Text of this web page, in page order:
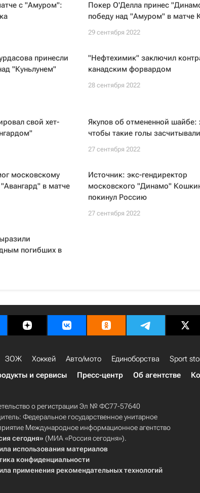
с "Амуром":
Покер О'Делла принес
победу над "Амуром" в матче
29 сентября 2022
принесли
"Куньлунем"
"Нефтехимик" заключил
канадским форвардом
28 сентября 2022
свой хет-
Якупов об отмененной шайбе:
чтобы такие голы засчитывали
27 сентября 2022
московскому
в матче
Источник: экс-гендиректор
московского "Динамо"
покинул Россию
27 сентября 2022
погибших в
ЗОЖ Хоккей Авто/мото Единоборства Sport
и сервисы Пресс-центр Об агентстве
о регистрации Эл № ФС77-57640
Федеральное государственное унитарное
Международное информационное агентство
сегодня» (МИА «Россия сегодня»).
использования материалов
конфиденциальности
применения рекомендательных технологий